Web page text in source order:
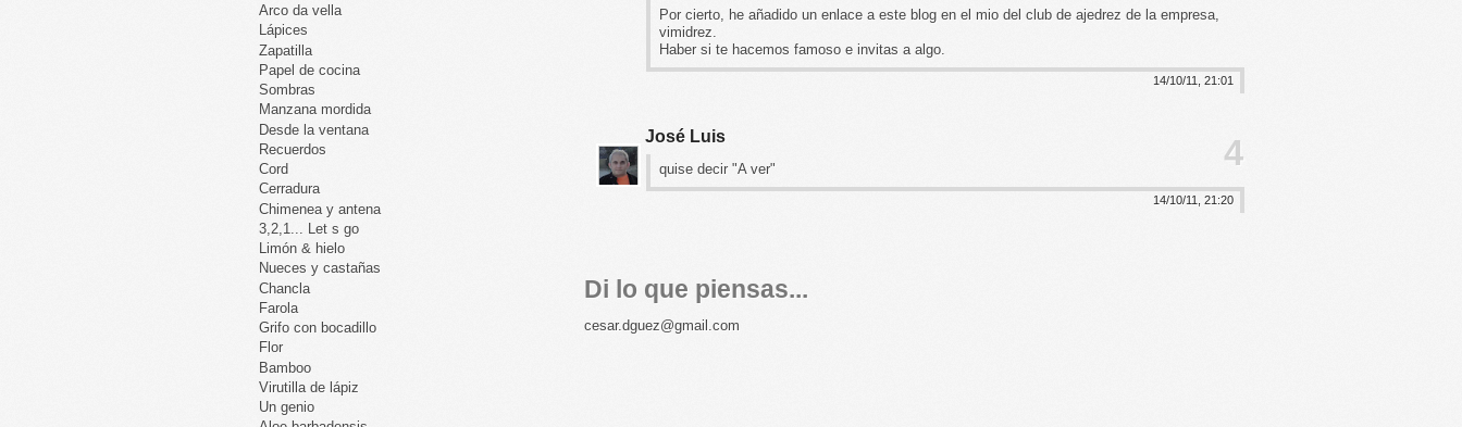
Por cierto, he añadido un enlace a este blog en el mio del club de ajedrez de la empresa,
vimidrez.
Haber si te hacemos famoso e invitas a algo.
14/10/11, 21:01
José Luis
quise decir "A ver"
14/10/11, 21:20
Di lo que piensas...
cesar.dguez@gmail.com
Arco da vella
Lápices
Zapatilla
Papel de cocina
Sombras
Manzana mordida
Desde la ventana
Recuerdos
Cord
Cerradura
Chimenea y antena
3,2,1... Let s go
Limón & hielo
Nueces y castañas
Chancla
Farola
Grifo con bocadillo
Flor
Bamboo
Virutilla de lápiz
Un genio